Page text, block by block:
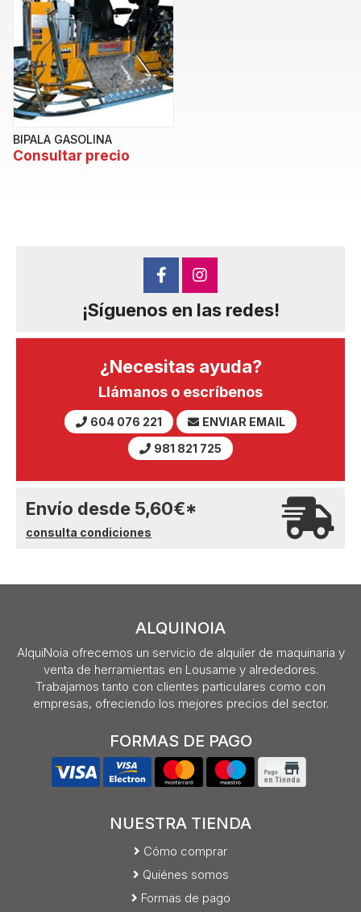
BIPALA GASOLINA
Consultar precio
¡Síguenos en las redes!
¿Necesitas ayuda?
Llámanos o escríbenos
604 076 221
ENVIAR EMAIL
981 821 725
Envío desde 5,60€*
consulta condiciones
ALQUINOIA
AlquiNoia ofrecemos un servicio de alquiler de maquinaria y
venta de herramientas en Lousame y alrededores.
Trabajamos tanto con clientes particulares como con
empresas, ofreciendo los mejores precios del sector.
FORMAS DE PAGO
NUESTRA TIENDA
Cómo comprar
Quiénes somos
Formas de pago